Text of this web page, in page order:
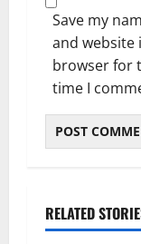
Save my
and website
browser for
time I
RELATED